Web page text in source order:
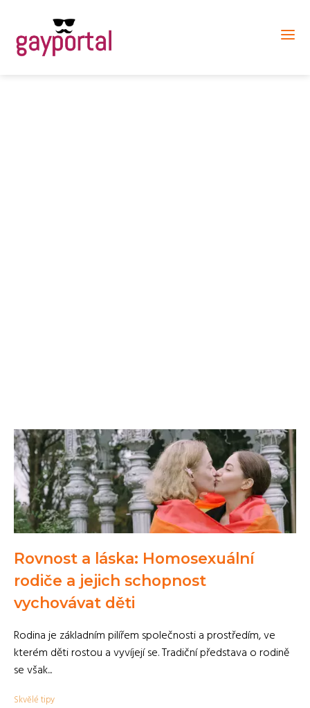
Rovnost a láska: Homosexuální
rodiče a jejich schopnost
vychovávat děti
Rodina je základním pilířem společnosti a prostředím, ve
kterém děti rostou a vyvíjejí se. Tradiční představa o rodině
se však...
Skvělé tipy